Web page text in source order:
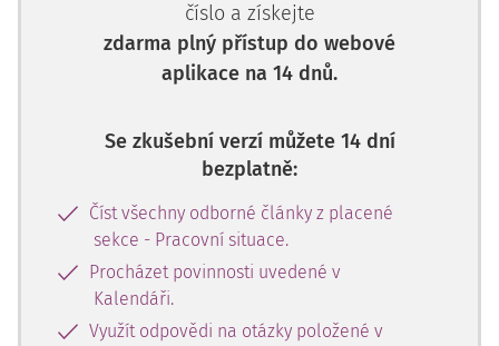
číslo a získejte
zdarma plný přístup do webové
aplikace na 14 dnů.
Se zkušební verzí můžete 14 dní
bezplatně:
Číst všechny odborné články z placené
sekce - Pracovní situace.
Procházet povinnosti uvedené v
Kalendáři.
Využít odpovědi na otázky položené v